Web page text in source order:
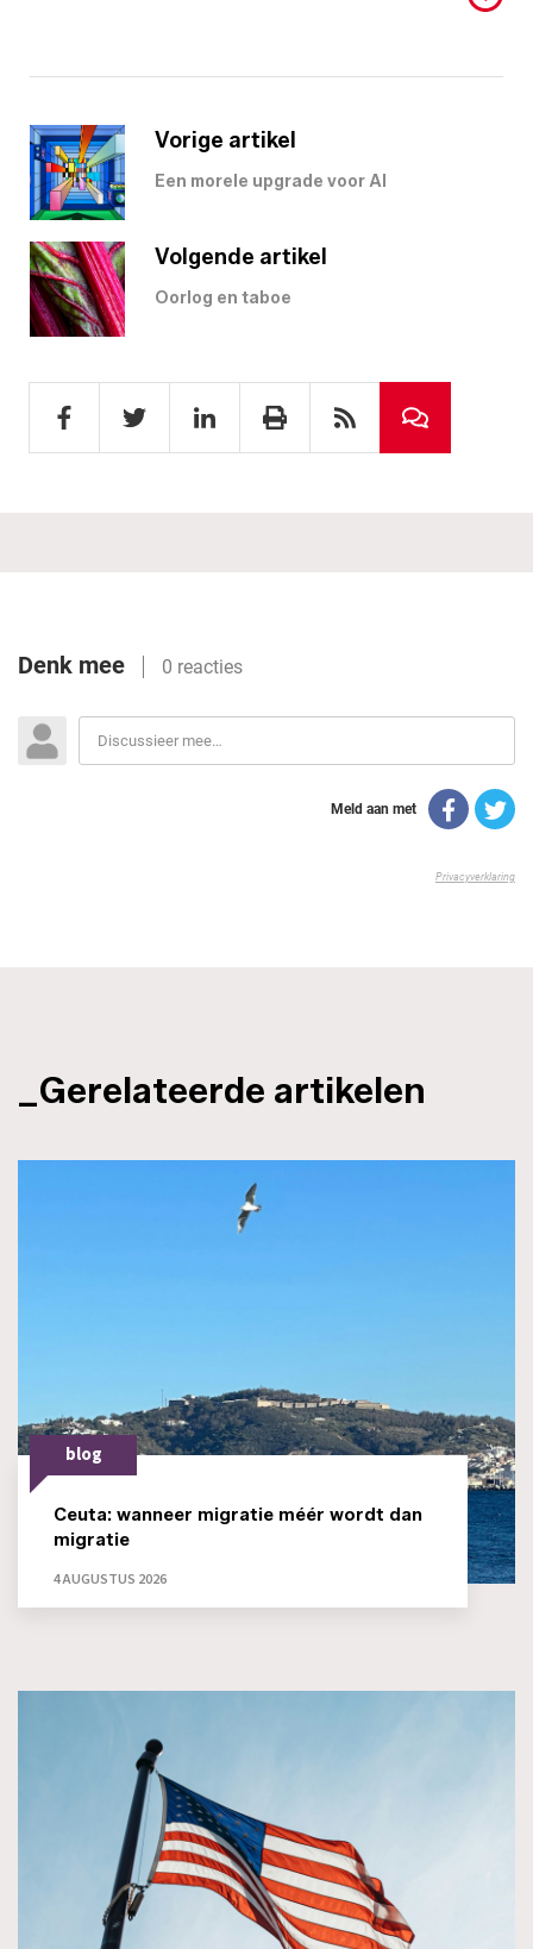
Vorige artikel
Een morele upgrade voor AI
Volgende artikel
Oorlog en taboe
_Gerelateerde artikelen
blog
Ceuta: wanneer migratie méér wordt dan
migratie
4 AUGUSTUS 2026